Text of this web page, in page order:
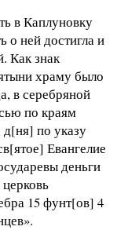
в Каплуновку
о ней достигла и
Как знак
храму было
в серебряной
по краям
д[ня] по указу
Евангелие
деньги
15 фунт[ов] 4